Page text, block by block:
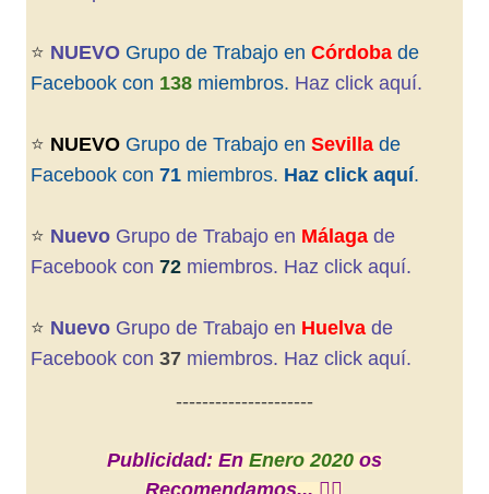
⭐️ NUEVO Grupo de Trabajo en Córdobade
Facebook con 138miembros. Haz click aquí.
⭐️ NUEVO Grupo de Trabajo en Sevillade
Facebook con 71miembros. Haz click aquí.
⭐️ NuevoGrupo de Trabajo en Málagade
Facebook con 72miembros. Haz click aquí.
⭐️ NuevoGrupo de Trabajo en Huelvade
Facebook con 37miembros. Haz click aquí.
---------------------
Publicidad: En Enero 2020os
Recomendamos... 👇🏼